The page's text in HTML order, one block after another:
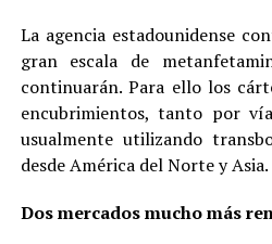
La agencia estadounidense
gran escala de
continuarán. Para ello los
encubrimientos, tanto por
usualmente utilizando
desde América del Norte y Asia.
Dos mercados mucho más